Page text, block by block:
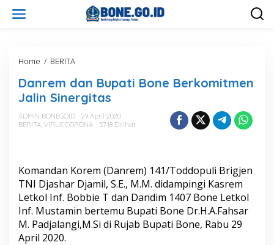
Home / BERITA
n
r
e
m
d
u
p
a
t
i
B
Danrem dan Bupati Bone Berkomitmen
Jalin Sinergitas
ADMIN BONEGOID
29 April 2020
BERITA, VIRUS CORONA 5718 Dilihat
Komandan Korem (Danrem) 141/Toddopuli Brigjen
TNI Djashar Djamil, S.E., M.M. didampingi Kasrem
Letkol Inf. Bobbie T dan Dandim 1407 Bone Letkol
Inf. Mustamin bertemu Bupati Bone Dr.H.A.Fahsar
M. Padjalangi,M.Si di Rujab Bupati Bone, Rabu 29
April 2020.